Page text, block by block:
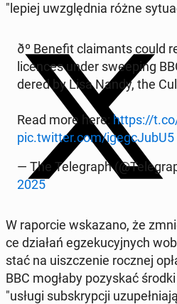
"lepiej uwzględ­nia różne
ðº Benefit cla­imants could
li­cen­ces under swe­eping
de­red by Lisa Nandy, the
Read more here: https://
pic.twitter.com/igeg­cJu­bU5
— The Te­le­graph
2025
W ra­por­cie wska­za­no, że
ce działań eg­ze­ku­cyj­nych
stać na uisz­cze­nie rocznej
BBC mogłaby po­zy­skać
"usługi sub­skryp­cji